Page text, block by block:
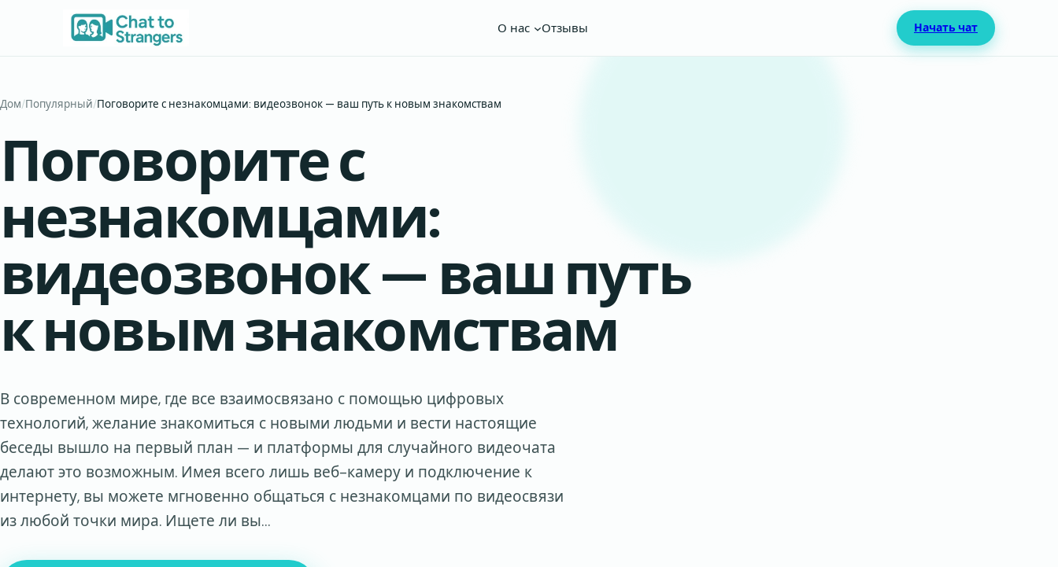
О нас Отзывы Начать чат
Дом/Популярный/Поговорите с незнакомцами: видеозвонок — ваш путь к новым знакомствам
Поговорите с
незнакомцами:
видеозвонок — ваш путь
к новым знакомствам
В современном мире, где все взаимосвязано с помощью цифровых
технологий, желание знакомиться с новыми людьми и вести настоящие
беседы вышло на первый план — и платформы для случайного видеочата
делают это возможным. Имея всего лишь веб-камеру и подключение к
интернету, вы можете мгновенно общаться с незнакомцами по видеосвязи
из любой точки мира. Ищете ли вы…